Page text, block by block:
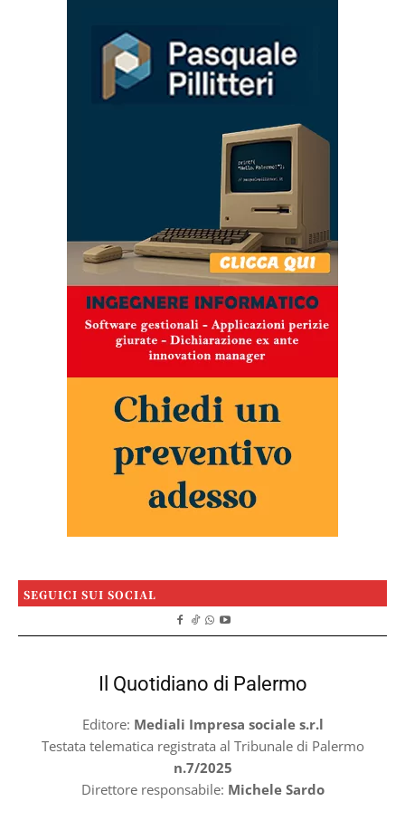
SEGUICI SUI SOCIAL
Il Quotidiano di Palermo
Editore: Mediali Impresa sociale s.r.l
Testata telematica registrata al Tribunale di Palermo
n.7/2025
Direttore responsabile: Michele Sardo